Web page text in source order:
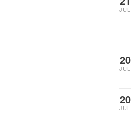
JUL
20
JUL
20
JUL